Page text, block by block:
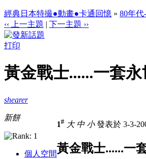
經典日本特撮●動畫●卡通回憶 » 80年代
‹‹ 上一主題 | 下一主題 ››
打印
黃金戰士......一套
shearer
新餅
個人空間
1# 大 中 小發表於 3-3-
黃金戰士......一